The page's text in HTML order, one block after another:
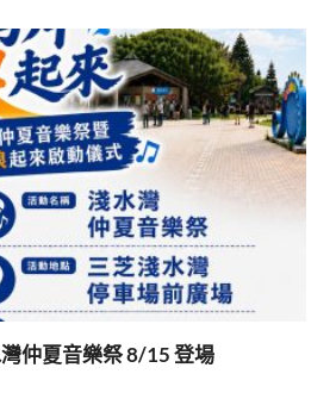
仲夏音樂祭 8/15 登場